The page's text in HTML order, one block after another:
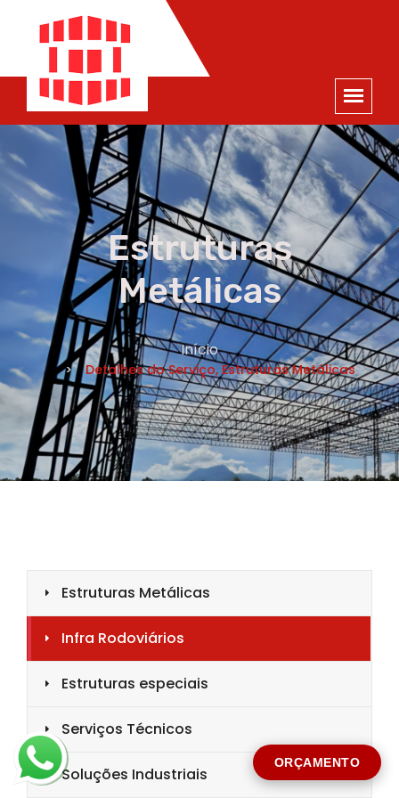
ORÇAMENTO
×
ORÇAMENTO
NOME *
E-MAIL *
TELEFONE *
CIDADE *
MENSAGEM *
Solicitar Orçamento